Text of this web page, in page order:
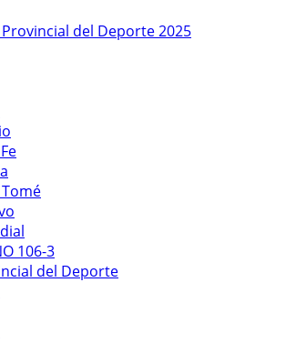
Provincial del Deporte 2025
106-3
del Deporte